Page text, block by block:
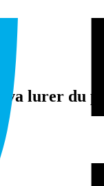
Hva lurer du